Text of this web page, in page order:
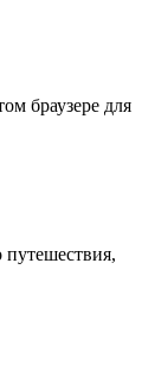
браузере для